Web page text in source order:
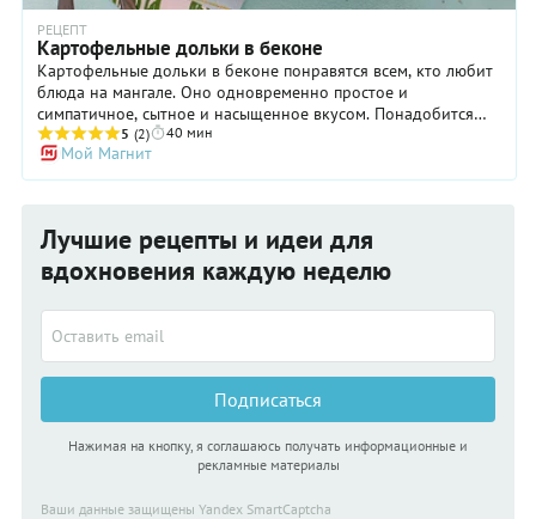
РЕЦЕПТ
Картофельные дольки в беконе
Картофельные дольки в беконе понравятся всем, кто любит
блюда на мангале. Оно одновременно простое и
симпатичное, сытное и насыщенное вкусом. Понадобится
всего два основных ингредиента — бекон и молодой
картофель, а также немного специй, чтобы повторить дома
или на даче этот рецепт. Гриль может быть любым —
отказывайте себе в удовольствии приготовить
картофельные дольки в беконе, если вдруг не собираетесь
выбираться на природу. Подавать закуску лучше с овощным
салатом или запеченными баклажанами, перцами и цукини.
5 (2) 40 мин
Мой Магнит
Лучшие рецепты и идеи для
вдохновения каждую неделю
Подписаться
Нажимая на кнопку, я соглашаюсь получать информационные и
рекламные материалы
Ваши данные защищены Yandex SmartCaptcha